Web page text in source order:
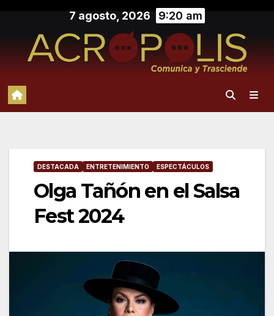
contenido
7 agosto, 2026 9:20 am
DESTACADA ENTRETENIMIENTO ESPECTÁCULOS
Olga Tañón en el Salsa
Fest 2024